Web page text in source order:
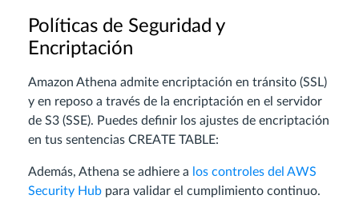
Políticas de Seguridad y
Encriptación
Amazon Athena admite encriptación en tránsito (SSL)
y en reposo a través de la encriptación en el servidor
de S3 (SSE). Puedes definir los ajustes de encriptación
en tus sentencias CREATE TABLE:
Además, Athena se adhiere a los controles del AWS
Security Hub para validar el cumplimiento continuo.